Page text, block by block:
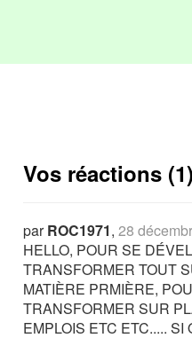
Vos réactions (1)
parROC1971,28
HELLO, POUR SE
TRANSFORMER TOUT
MATIÈRE PRMIÈRE,
TRANSFORMER SUR
EMPLOIS ETC ETC.....